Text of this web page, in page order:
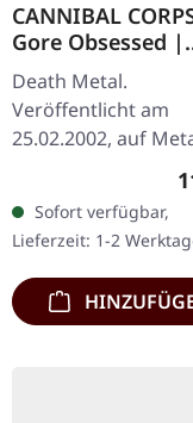
CANNIBAL
Gore Obsessed |
UNCENSORED
JEWELCASE CD
Death Metal.
Veröffentlicht am
25.02.2002, auf
Blade Records. CD
Uncesored Cover.
Cannibal Corpse
mit "Gore…
Sofort verfügbar,
Lieferzeit: 1-2